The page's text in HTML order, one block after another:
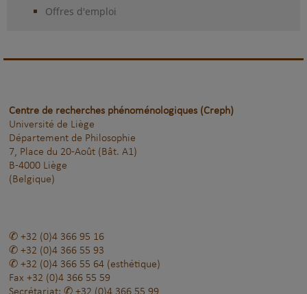
Offres d'emploi
Centre de recherches phénoménologiques (Creph)
Université de Liège
Département de Philosophie
7, Place du 20-Août (Bât. A1)
B-4000 Liège
(Belgique)
+32 (0)4 366 95 16
+32 (0)4 366 55 93
+32 (0)4 366 55 64 (esthétique)
Fax +32 (0)4 366 55 59